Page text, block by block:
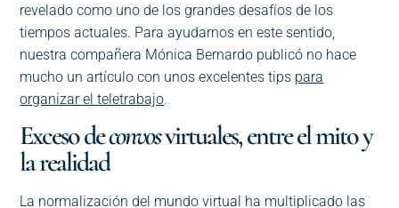
revelado como uno de los grandes desafíos de los
tiempos actuales. Para ayudarnos en este sentido,
nuestra compañera Mónica Bernardo publicó no hace
mucho un artículo con unos excelentes tips para
organizar el teletrabajo.
Exceso deconvosvirtuales, entre el mito y
la realidad
La normalización del mundo virtual ha multiplicado las